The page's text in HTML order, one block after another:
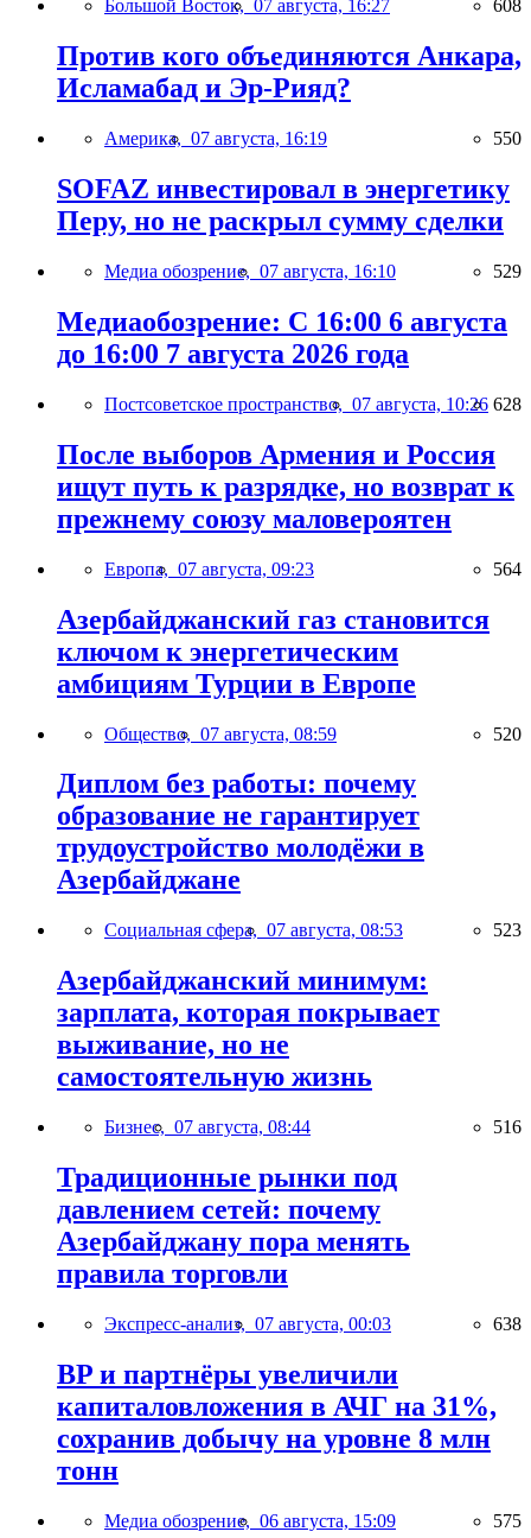
Большой Восток, 07 августа, 16:27 608
Против кого объединяются Анкара,
Исламабад и Эр-Рияд?
Америка, 07 августа, 16:19 550
SOFAZ инвестировал в энергетику
Перу, но не раскрыл сумму сделки
Медиа обозрение, 07 августа, 16:10 529
Медиаобозрение: С 16:00 6 августа
до 16:00 7 августа 2026 года
Постсоветское пространство, 07 августа, 10:26 628
После выборов Армения и Россия
ищут путь к разрядке, но возврат к
прежнему союзу маловероятен
Европа, 07 августа, 09:23 564
Азербайджанский газ становится
ключом к энергетическим
амбициям Турции в Европе
Общество, 07 августа, 08:59 520
Диплом без работы: почему
образование не гарантирует
трудоустройство молодёжи в
Азербайджане
Социальная сфера, 07 августа, 08:53 523
Азербайджанский минимум:
зарплата, которая покрывает
выживание, но не
самостоятельную жизнь
Бизнес, 07 августа, 08:44 516
Традиционные рынки под
давлением сетей: почему
Азербайджану пора менять
правила торговли
Экспресс-анализ, 07 августа, 00:03 638
BP и партнёры увеличили
капиталовложения в АЧГ на 31%,
сохранив добычу на уровне 8 млн
тонн
Медиа обозрение, 06 августа, 15:09 575